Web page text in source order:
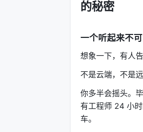
的秘密
一个听起来不
想象一下，有人
不是云端，不是
你多半会摇头。
有工程师 24 小
车。